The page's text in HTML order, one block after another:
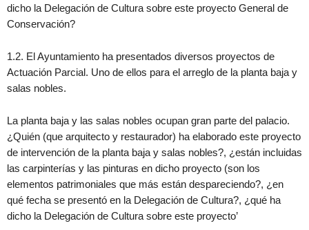
dicho la Delegación de Cultura sobre este proyecto General de
Conservación?
1.2. El Ayuntamiento ha presentados diversos proyectos de
Actuación Parcial. Uno de ellos para el arreglo de la planta baja y
salas nobles.
La planta baja y las salas nobles ocupan gran parte del palacio.
¿Quién (que arquitecto y restaurador) ha elaborado este proyecto
de intervención de la planta baja y salas nobles?, ¿están incluidas
las carpinterías y las pinturas en dicho proyecto (son los
elementos patrimoniales que más están despareciendo?, ¿en
qué fecha se presentó en la Delegación de Cultura?, ¿qué ha
dicho la Delegación de Cultura sobre este proyecto’